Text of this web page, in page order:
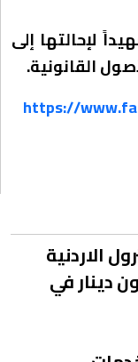
لإحالتها إلى
القانونية.
https://
الاردنية
62 مليون دينار في